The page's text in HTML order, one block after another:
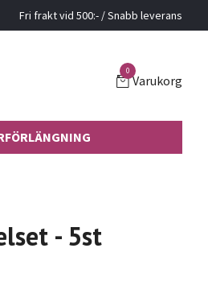
Fri frakt vid 500:- / Snabb leverans
0
Varukorg
- 5st